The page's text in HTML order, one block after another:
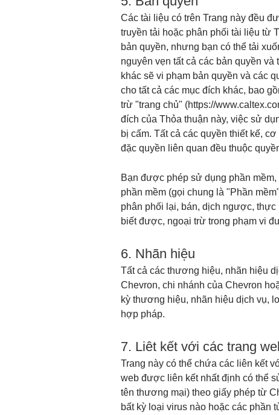
Các tài liệu có trên Trang này đều
truyền tải hoặc phân phối tài liệu từ
bản quyền, nhưng bạn có thể tải
nguyên vẹn tất cả các bản quyền
khác sẽ vi phạm bản quyền và các
cho tất cả các mục đích khác, bao
trừ "trang chủ" (https://
đích của Thỏa thuận này, việc sử
bị cấm. Tất cả các quyền thiết kế,
đặc quyền liên quan đều thuộc
Bạn được phép sử dụng phần
phần mềm (gọi chung là "Phần
phân phối lại, bán, dịch ngược,
biết được, ngoại trừ trong phạm vi
6. Nhãn hiệu
Tất cả các thương hiệu, nhãn hiệu
Chevron, chi nhánh của Chevron
kỳ thương hiệu, nhãn hiệu dịch vụ,
hợp pháp.
7. Liêt kết với các trang
Trang này có thể chứa các liên kết
web được liên kết nhất định có thể
tên thương mại) theo giấy phép từ
bất kỳ loại virus nào hoặc các phần